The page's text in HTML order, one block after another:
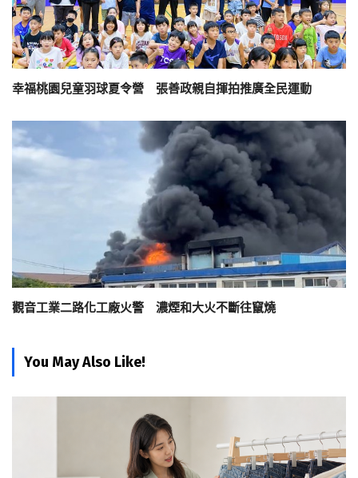
幸福桃園兒童羽球夏令營 張善政親自揮拍推廣全民運動
觀音工業二路化工廠火警 濃煙和大火不斷往竄燒
You May Also Like!